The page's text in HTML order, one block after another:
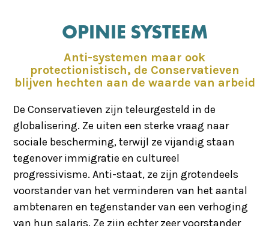
OPINIE SYSTEEM
Anti-systemen maar ook
protectionistisch, de Conservatieven
blijven hechten aan de waarde van arbeid
De Conservatieven zijn teleurgesteld in de
globalisering. Ze uiten een sterke vraag naar
sociale bescherming, terwijl ze vijandig staan
tegenover immigratie en cultureel
progressivisme. Anti-staat, ze zijn grotendeels
voorstander van het verminderen van het aantal
ambtenaren en tegenstander van een verhoging
van hun salaris. Ze zijn echter zeer voorstander